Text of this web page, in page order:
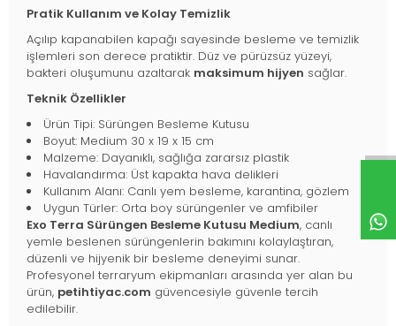
Pratik Kullanım ve Kolay Temizlik
Açılıp kapanabilen kapağı sayesinde besleme ve temizlik
işlemleri son derece pratiktir. Düz ve pürüzsüz yüzeyi,
bakteri oluşumunu azaltarak maksimum hijyen sağlar.
Teknik Özellikler
Ürün Tipi: Sürüngen Besleme Kutusu
Boyut: Medium 30 x 19 x 15 cm
Malzeme: Dayanıklı, sağlığa zararsız plastik
Havalandırma: Üst kapakta hava delikleri
Kullanım Alanı: Canlı yem besleme, karantina, gözlem
Uygun Türler: Orta boy sürüngenler ve amfibiler
Exo Terra Sürüngen Besleme Kutusu Medium, canlı
yemle beslenen sürüngenlerin bakımını kolaylaştıran,
düzenli ve hijyenik bir besleme deneyimi sunar.
Profesyonel terraryum ekipmanları arasında yer alan bu
ürün, petihtiyac.com güvencesiyle güvenle tercih
edilebilir.